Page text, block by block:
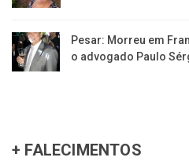
Pesar: Morreu em
o advogado Paulo
+ FALECIMENTOS